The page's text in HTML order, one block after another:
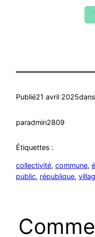
Publié21 avril 2025dans
paradmin2809
Étiquettes :
collectivité, commune,
public, république,